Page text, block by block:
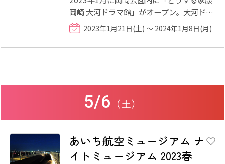
岡崎 大河ドラマ館」がオープン。大河ドラ
マ「どうする家康」の世界観に触れなが
ら、家康公の一生や三河武...
2023年1月21日(土) ～ 2024年1月8日(月)
5/6 （土）
あいち航空ミュージアム ナ
イトミュージアム 2023春